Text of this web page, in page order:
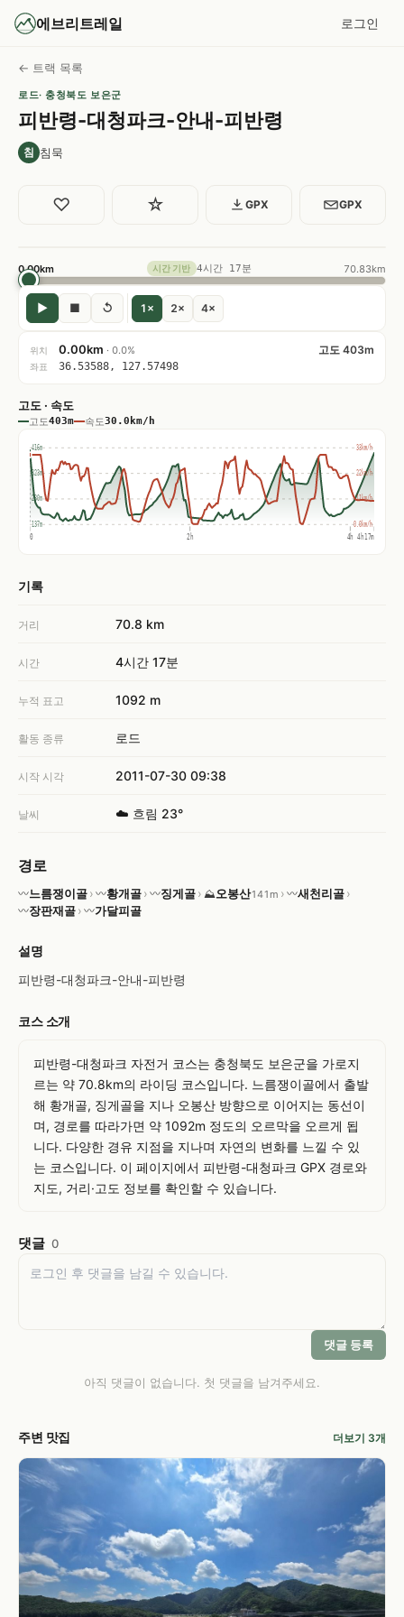
에브리트레일 로그인
← 트랙 목록
로드· 충청북도 보은군
피반령-대청파크-안내-피반령
침 침묵
♡ ☆ GPX GPX
0.00km 시간 기반 4시간 17분 70.83km
▶ ■ ↺ 1× 2× 4×
위치 0.00km · 0.0% 고도 403m
좌표 36.53588, 127.57498
고도 · 속도
고도403m 속도30.0km/h
0 2h 4h 4h17m
416m
323m
230m
137m
33km/h
22km/h
11km/h
0.0km/h
기록
거리 70.8 km
시간 4시간 17분
누적 표고 1092 m
활동 종류 로드
시작 시각 2011-07-30 09:38
날씨 ☁️ 흐림 23°
경로
〰느름쟁이골› 〰황개골› 〰징게골› ⛰ 오봉산141m › 〰새천리골›
〰장판재골› 〰가달피골
설명
피반령-대청파크-안내-피반령
코스 소개
피반령-대청파크 자전거 코스는 충청북도 보은군을 가로지
르는 약 70.8km의 라이딩 코스입니다. 느름쟁이골에서 출발
해 황개골, 징게골을 지나 오봉산 방향으로 이어지는 동선이
며, 경로를 따라가면 약 1092m 정도의 오르막을 오르게 됩
니다. 다양한 경유 지점을 지나며 자연의 변화를 느낄 수 있
는 코스입니다. 이 페이지에서 피반령-대청파크 GPX 경로와
지도, 거리·고도 정보를 확인할 수 있습니다.
댓글 0
댓글 등록
아직 댓글이 없습니다. 첫 댓글을 남겨주세요.
주변 맛집 더보기 3개